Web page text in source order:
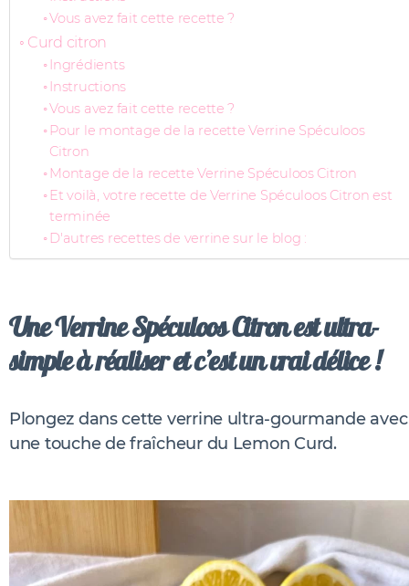
Vous avez fait cette recette ?
Curd citron
Ingrédients
Instructions
Vous avez fait cette recette ?
Pour le montage de la recette Verrine Spéculoos
Citron
Montage de la recette Verrine Spéculoos Citron
Et voilà, votre recette de Verrine Spéculoos Citron est
terminée
D'autres recettes de verrine sur le blog :
Une Verrine Spéculoos Citron est ultra-
simple à réaliser et c’est un vrai délice !
Plongez dans cette verrine ultra-gourmande avec
une touche de fraîcheur du Lemon Curd.